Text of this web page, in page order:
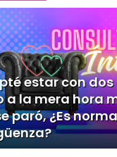
estar con
a la mera hora
paró, ¿Es